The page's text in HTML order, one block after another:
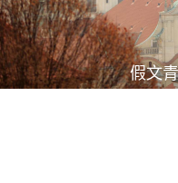
t
e
n
t
假文